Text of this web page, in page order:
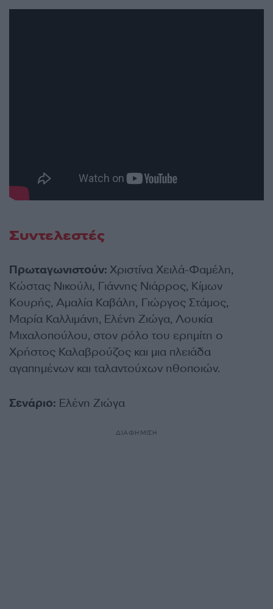
Συντελεστές
Πρωταγωνιστούν: Χριστίνα Χειλά-Φαμέλη,
Κώστας Νικούλι, Γιάννης Νιάρρος, Κίμων
Κουρής, Αμαλία Καβάλη, Γιώργος Στάμος,
Μαρία Καλλιμάνη, Ελένη Ζιώγα, Λουκία
Μιχαλοπούλου, στον ρόλο του ερημίτη ο
Χρήστος Καλαβρούζος και μια πλειάδα
αγαπημένων και ταλαντούχων ηθοποιών.
Σενάριο: Ελένη Ζιώγα
ΔΙΑΦΗΜΙΣΗ